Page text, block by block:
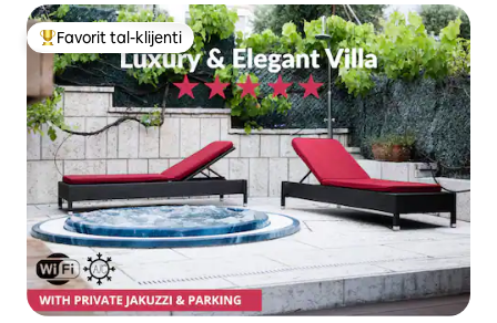
Wieħed mill-aqwa favoriti tal-klijenti
Favorit tal-klijenti